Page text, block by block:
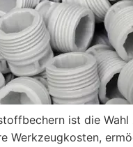
ist die
Werkzeugkosten,